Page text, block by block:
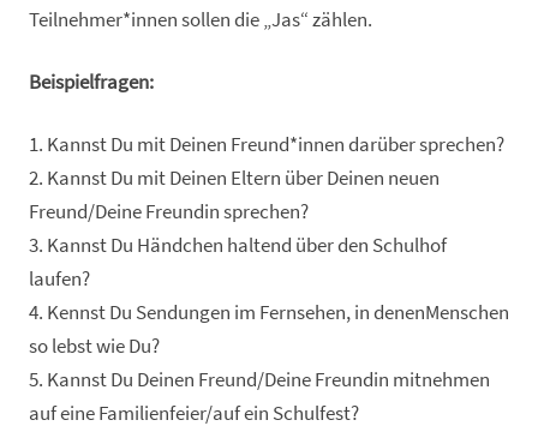
Teilnehmer*innen sollen die „Jas“ zählen.
Beispielfragen:
1. Kannst Du mit Deinen Freund*innen darüber sprechen?
2. Kannst Du mit Deinen Eltern über Deinen neuen
Freund/Deine Freundin sprechen?
3. Kannst Du Händchen haltend über den Schulhof
laufen?
4. Kennst Du Sendungen im Fernsehen, in denenMenschen
so lebst wie Du?
5. Kannst Du Deinen Freund/Deine Freundin mitnehmen
auf eine Familienfeier/auf ein Schulfest?